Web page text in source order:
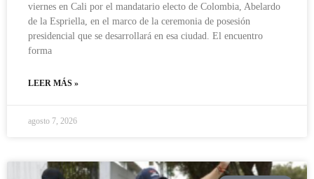
viernes en Cali por el mandatario electo de Colombia, Abelardo
de la Espriella, en el marco de la ceremonia de posesión
presidencial que se desarrollará en esa ciudad. El encuentro
forma
LEER MÁS »
agosto 7, 2026